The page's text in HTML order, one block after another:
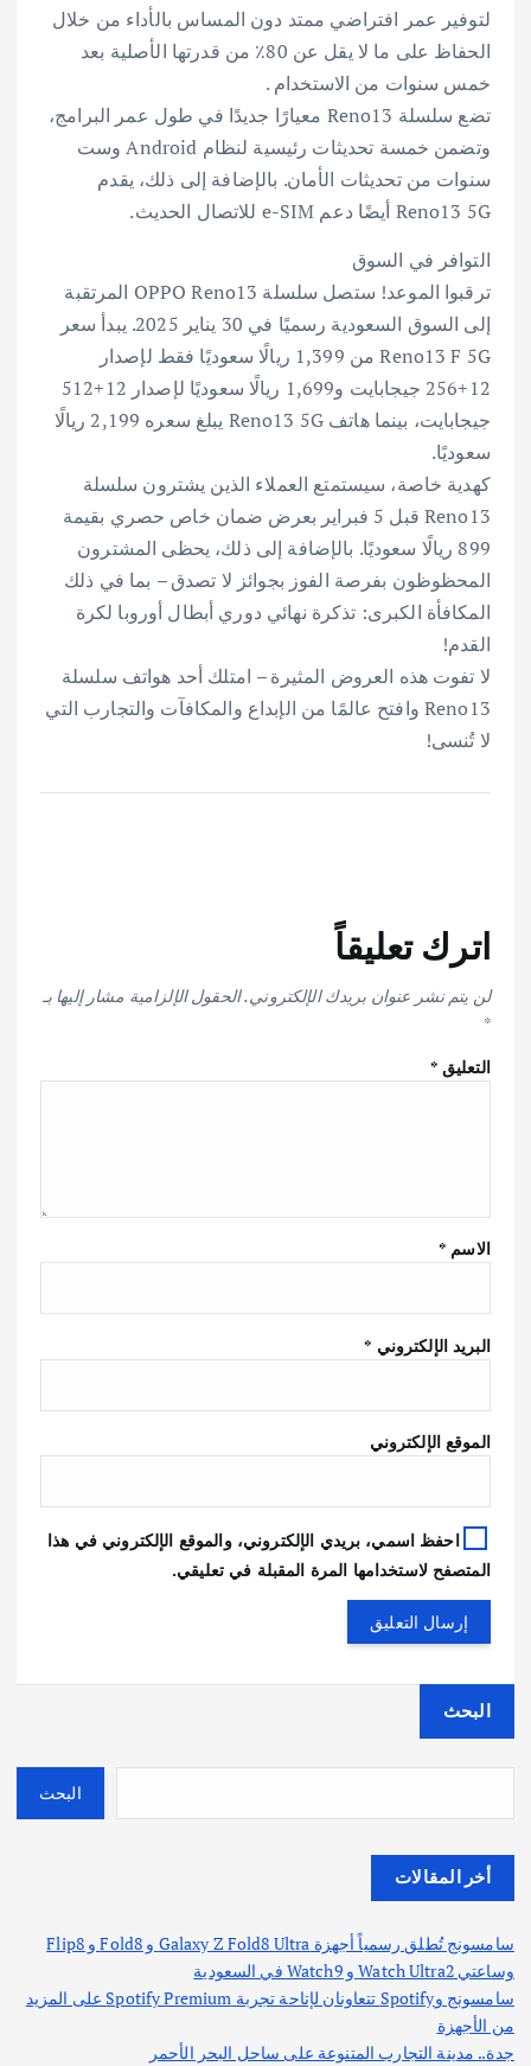
لتوفير عمر افتراضي ممتد دون المساس بالأداء من خلال
الحفاظ على ما لا يقل عن 80٪ من قدرتها الأصلية بعد
خمس سنوات من الاستخدام .
تضع سلسلة Reno13 معيارًا جديدًا في طول عمر البرامج،
وتضمن خمسة تحديثات رئيسية لنظام Android وست
سنوات من تحديثات الأمان. بالإضافة إلى ذلك، يقدم
Reno13 5G أيضًا دعم e-SIM للاتصال الحديث.
التوافر في السوق
ترقبوا الموعد! ستصل سلسلة OPPO Reno13 المرتقبة
إلى السوق السعودية رسميًا في 30 يناير 2025. يبدأ سعر
Reno13 F 5G من 1,399 ريالًا سعوديًا فقط لإصدار
12+256 جيجابايت و1,699 ريالًا سعوديًا لإصدار 12+512
جيجابايت، بينما هاتف Reno13 5G يبلغ سعره 2,199 ريالًا
سعوديًا.
كهدية خاصة، سيستمتع العملاء الذين يشترون سلسلة
Reno13 قبل 5 فبراير بعرض ضمان خاص حصري بقيمة
899 ريالًا سعوديًا. بالإضافة إلى ذلك، يحظى المشترون
المحظوظون بفرصة الفوز بجوائز لا تصدق – بما في ذلك
المكافأة الكبرى: تذكرة نهائي دوري أبطال أوروبا لكرة
القدم!
لا تفوت هذه العروض المثيرة – امتلك أحد هواتف سلسلة
Reno13 وافتح عالمًا من الإبداع والمكافآت والتجارب التي
لا تُنسى!
اترك تعليقاً
لن يتم نشر عنوان بريدك الإلكتروني.الحقول الإلزامية مشار إليها بـ
*
التعليق*
الاسم *
البريد الإلكتروني *
الموقع الإلكتروني
احفظ اسمي، بريدي الإلكتروني، والموقع الإلكتروني في هذا
المتصفح لاستخدامها المرة المقبلة في تعليقي.
البحث
البحث
أخر المقالات
سامسونج تُطلق رسمياً أجهزة Galaxy Z Fold8 Ultra و Fold8 و Flip8
وساعتي Watch Ultra2 و Watch9 في السعودية
سامسونج وSpotify تتعاونان لإتاحة تجربة Spotify Premium على المزيد
من الأجهزة
جدة.. مدينة التجارب المتنوعة على ساحل البحر الأحمر